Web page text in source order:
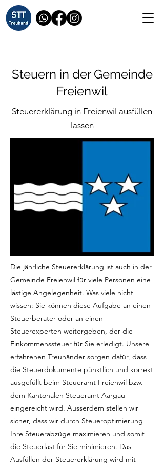
Steuern in der Gemeinde
Freienwil
Steuererklärung in Freienwil ausfüllen
lassen
Die jährliche Steuererklärung ist auch in der
Gemeinde Freienwil für viele Personen eine
lästige Angelegenheit. Was viele nicht
wissen: Sie können diese Aufgabe an einen
Steuerberater oder an einen
Steuerexperten weitergeben, der die
Einkommenssteuer für Sie erledigt. Unsere
erfahrenen Treuhänder sorgen dafür, dass
die Steuerdokumente pünktlich und korrekt
ausgefüllt beim Steueramt Freienwil bzw.
dem Kantonalen Steueramt Aargau
eingereicht wird. Ausserdem stellen wir
sicher, dass wir durch Steueroptimierung
Ihre Steuerabzüge maximieren und somit
die Steuerlast für Sie minimieren. Das
Ausfüllen der Steuererklärung wird mit